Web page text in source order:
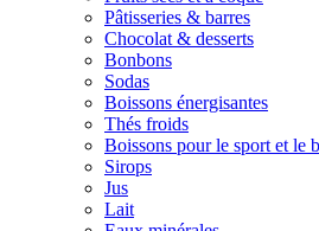
Pâtisseries & barres
Chocolat & desserts
Bonbons
Sodas
Boissons énergisantes
Thés froids
Boissons pour le sport et le
Sirops
Jus
Lait